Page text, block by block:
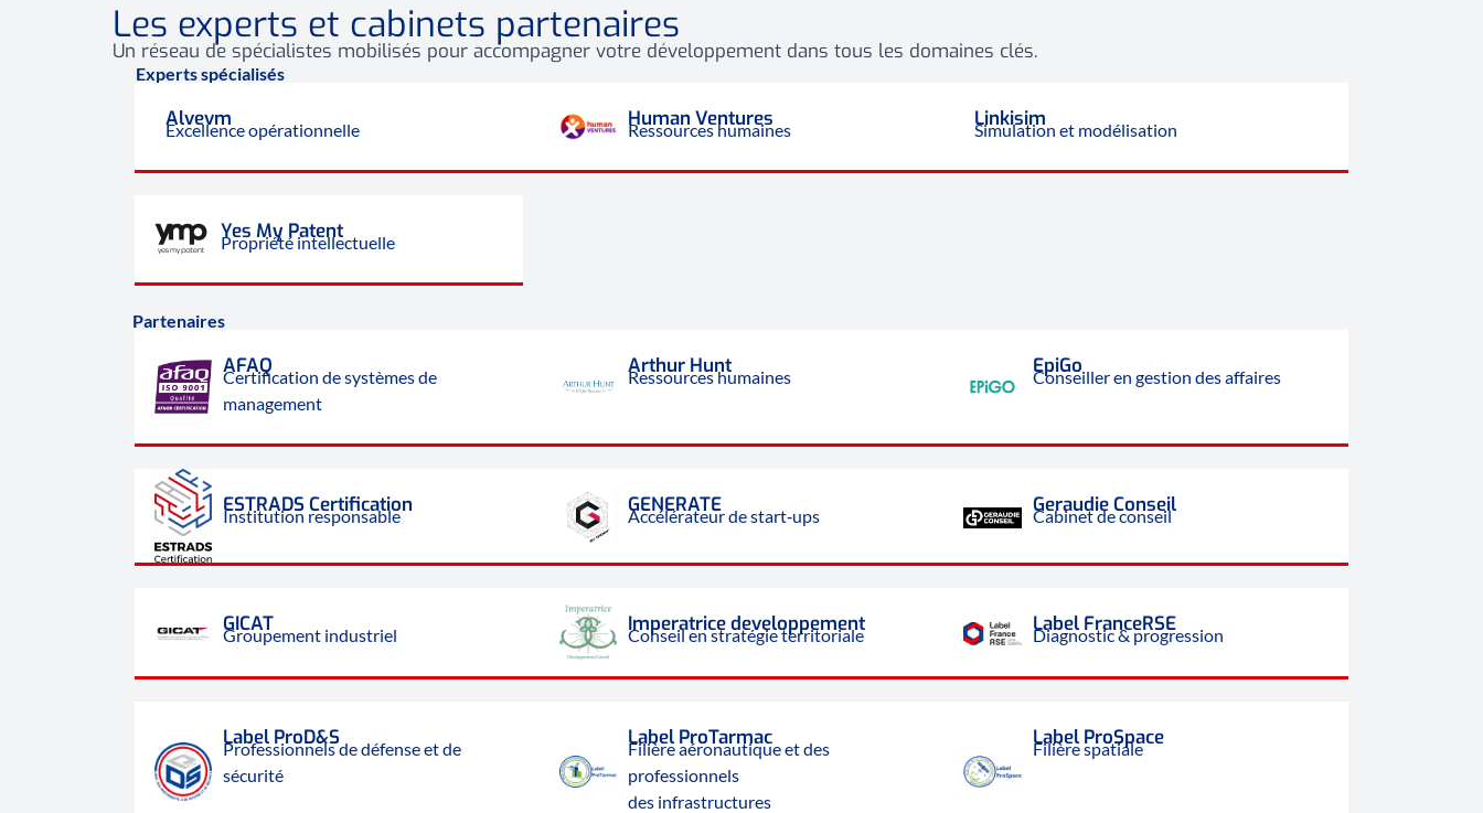
Les experts et cabinets partenaires
Un réseau de spécialistes mobilisés pour accompagner votre développement dans tous les domaines clés.
Experts spécialisés
Alvevm
Excellence opérationnelle Human Ventures
Ressources humaines Linkisim
Simulation et modélisation
Yes My Patent
Propriété intellectuelle
Partenaires
AFAQ
Certification de systèmes de
management
Arthur Hunt
Ressources humaines EpiGo
Conseiller en gestion des affaires
ESTRADS Certification
Institution responsable GENERATE
Accélérateur de start‑ups Geraudie Conseil
Cabinet de conseil
GICAT
Groupement industriel Imperatrice developpement
Conseil en stratégie territoriale Label FranceRSE
Diagnostic & progression
Label ProD&S
Professionnels de défense et de
sécurité
Label ProTarmac
Filière aéronautique et des
professionnels
des infrastructures
Label ProSpace
Filière spatiale